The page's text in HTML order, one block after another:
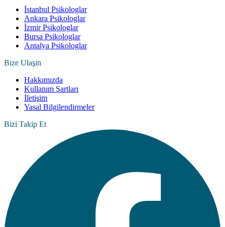
İstanbul Psikologlar
Ankara Psikologlar
İzmir Psikologlar
Bursa Psikologlar
Antalya Psikologlar
Bize Ulaşın
Hakkımızda
Kullanım Şartları
İletişim
Yasal Bilgilendirmeler
Bizi Takip Et